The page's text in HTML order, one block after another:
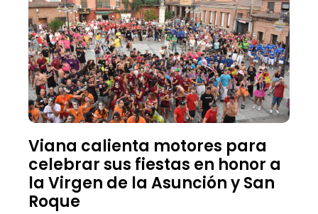
Viana calienta motores para
celebrar sus fiestas en honor a
la Virgen de la Asunción y San
Roque